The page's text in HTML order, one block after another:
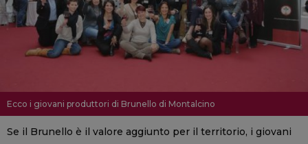
Ecco i giovani produttori di Brunello di Montalcino
Se il Brunello è il valore aggiunto per il territorio, i giovani